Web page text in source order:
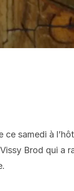
ce samedi à
Brod qui a